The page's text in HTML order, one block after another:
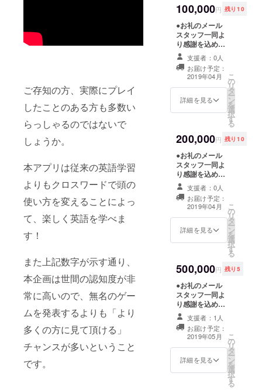
ご存知の方、実際にプレイ
したことのある方も多数い
らっしゃるのではないで
しょうか。
本アプリは従来の英語学習
よりもクロスワードで頭の
使い方を変えることによっ
て、楽しく英語を学べま
す！
また上記数字が示す通り、
本企画は世間の認知度が非
常に高いので、無名のゲー
ムを発表するよりも「より
多くの方に見て頂ける」
チャンスが多いということ
です。
ンテンツをお届
けします。 ●開
発記念イベント
（仮）終日参加
券 GVH
OSAKA
2019/02/02
13:00～19:00
100,000円 残り10
●お礼のメール
スタッフ一同よ
り感謝を込めた
メールをお送り
します。 ●ス
タッフロールに
お名前記載 ※先
着50名様限定 ●
オリジナルサン
ンテンツをお届
けします。 ●短
いBGMを作りま
す！ 30秒尺以
内。 内容応相談
（イベントや
HP、企業CMま
で様々なシーン
に合わせて御制
ゲーム内の視聴
コーナー、サン
トラCDに収録し
支援者：0人
お届け予定：
2019年04月
詳細を見る
こ
の
リ
タ
ー
ン
を
選
択
す
る
200,000円 残り10
●お礼のメール
スタッフ一同よ
り感謝を込めた
メールをお送り
します。 ●ス
タッフロールに
お名前記載 ※先
着50名様限定 ●
オリジナルサン
ンテンツをお届
けします。
●BGMを作りま
す！ 1分前後
尺。 内容応相談
（イベントや
HP、企業CMま
で様々なシーン
に合わせて御制
ゲーム内の視聴
コーナー、サン
トラCDに収録し
支援者：0人
お届け予定：
2019年04月
詳細を見る
こ
の
リ
タ
ー
ン
を
選
択
す
る
500,000円 残り5
●お礼のメール
スタッフ一同よ
り感謝を込めた
メールをお送り
します。 ●ス
タッフロールに
お名前記載 ※先
着50名様限定 ●
オリジナルサン
支援者：1人
お届け予定：
2019年05月
詳細を見る
こ
の
リ
タ
ー
ン
を
選
択
す
る